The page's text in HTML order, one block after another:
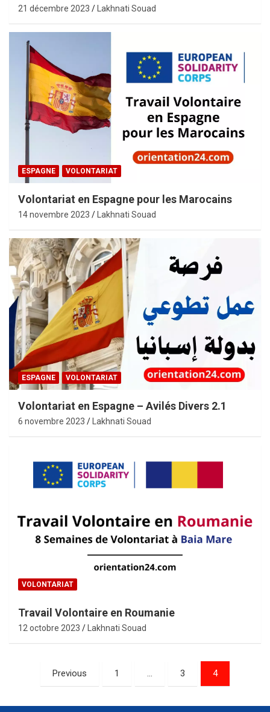
21 décembre 2023 Lakhnati Souad
ESPAGNE VOLONTARIAT
Volontariat en Espagne pour les Marocains
14 novembre 2023 Lakhnati Souad
ESPAGNE VOLONTARIAT
Volontariat en Espagne – Avilés Divers 2.1
6 novembre 2023 Lakhnati Souad
VOLONTARIAT
Travail Volontaire en Roumanie
12 octobre 2023 Lakhnati Souad
Pagination
Previous 1 … 3 4